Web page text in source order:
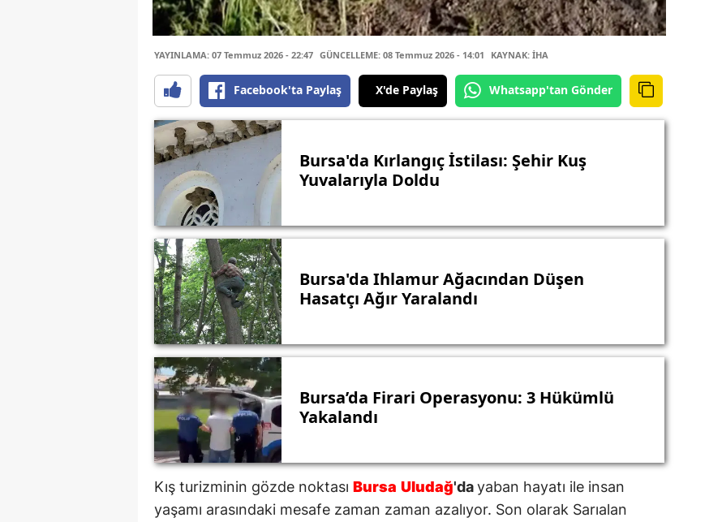
YAYINLAMA: 07 Temmuz 2026 - 22:47 GÜNCELLEME: 08 Temmuz 2026 - 14:01 KAYNAK: İHA
Facebook'ta Paylaş X'de Paylaş Whatsapp'tan Gönder
Bursa'da Kırlangıç İstilası: Şehir Kuş
Yuvalarıyla Doldu
Bursa'da Ihlamur Ağacından Düşen
Hasatçı Ağır Yaralandı
Bursa’da Firari Operasyonu: 3 Hükümlü
Yakalandı
Kış turizminin gözde noktası Bursa Uludağ'dayaban hayatı ile insan
yaşamı arasındaki mesafe zaman zaman azalıyor. Son olarak Sarıalan